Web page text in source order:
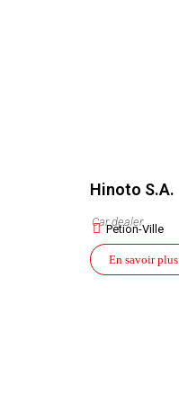
Hinoto S.A.
Car dealer
Petion-Ville
En savoir plus